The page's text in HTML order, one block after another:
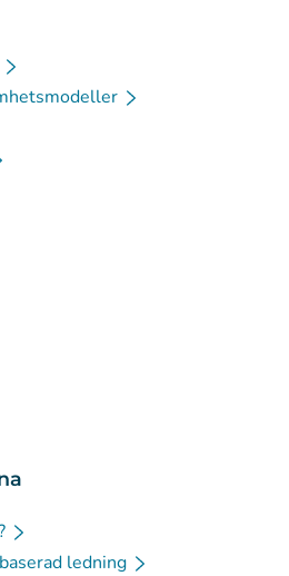
ledning